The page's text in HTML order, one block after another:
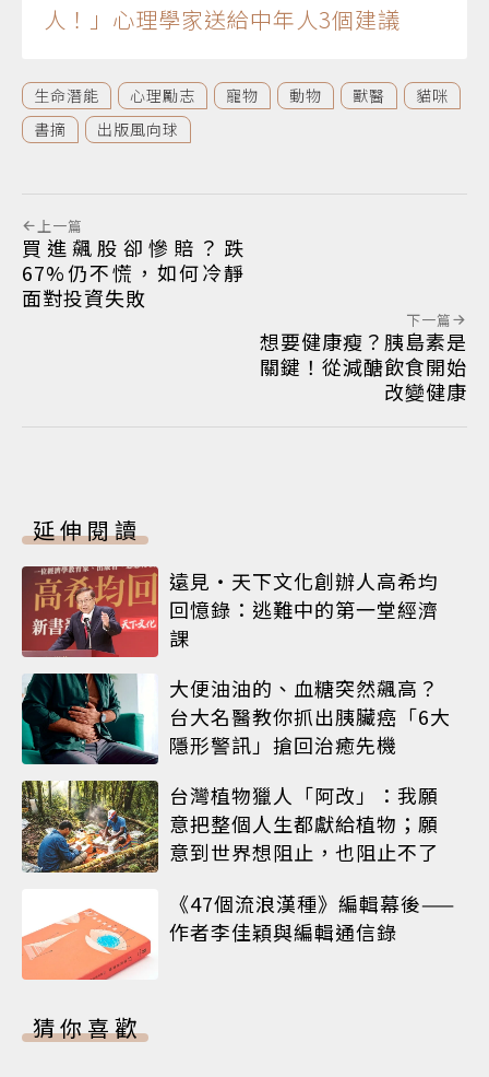
人！」心理學家送給中年人3個建議
生命潛能 心理勵志 寵物 動物 獸醫
貓咪
書摘
出版風向球
上一篇
買進飆股卻慘賠？跌
67%仍不慌，如何冷靜
面對投資失敗
下一篇
想要健康瘦？胰島素是
關鍵！從減醣飲食開始
改變健康
延伸閱讀
遠見‧天下文化創辦人高希均
回憶錄：逃難中的第一堂經濟
課
大便油油的、血糖突然飆高？
台大名醫教你抓出胰臟癌「6大
隱形警訊」搶回治癒先機
台灣植物獵人「阿改」：我願
意把整個人生都獻給植物；願
意到世界想阻止，也阻止不了
《47個流浪漢種》編輯幕後——
作者李佳穎與編輯通信錄
猜你喜歡